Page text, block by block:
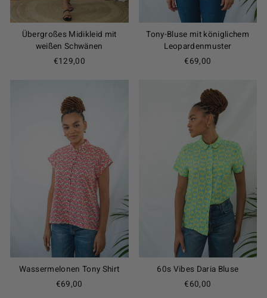
Übergroßes Midikleid mit
weißen Schwänen
€129,00
Tony-Bluse mit königlichem
Leopardenmuster
€69,00
Wassermelonen Tony Shirt
€69,00
60s Vibes Daria Bluse
€60,00